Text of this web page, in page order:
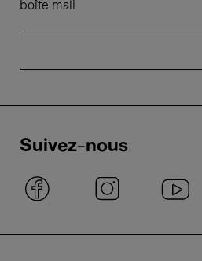
boîte mail
Suivez-nous